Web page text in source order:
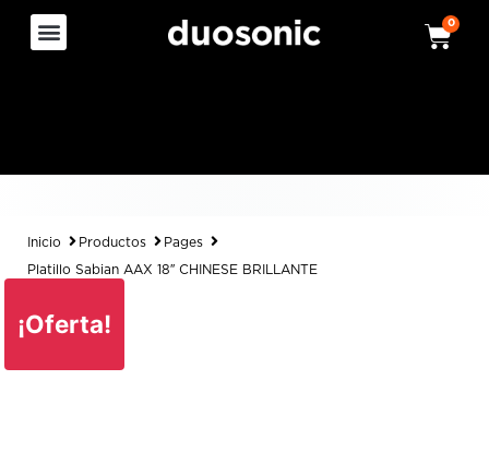
0
Inicio Productos Pages
Platillo Sabian AAX 18″ CHINESE BRILLANTE
¡Oferta!